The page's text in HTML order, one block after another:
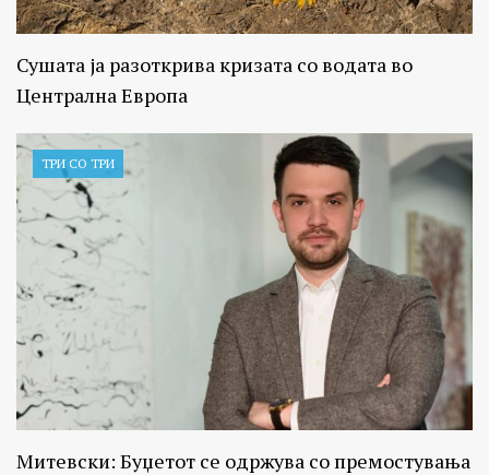
Сушата ја разоткрива кризата со водата во
Централна Европа
ТРИ СО ТРИ
Митевски: Буџетот се одржува со премостувања